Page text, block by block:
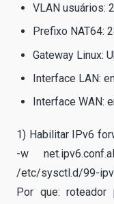
VLAN usuários:
Prefixo NAT64:
Gateway Linux:
Interface LAN:
Interface WAN:
1) Habilitar IPv6
-w
/etc/sysctl.d/99-
Por que: roteador